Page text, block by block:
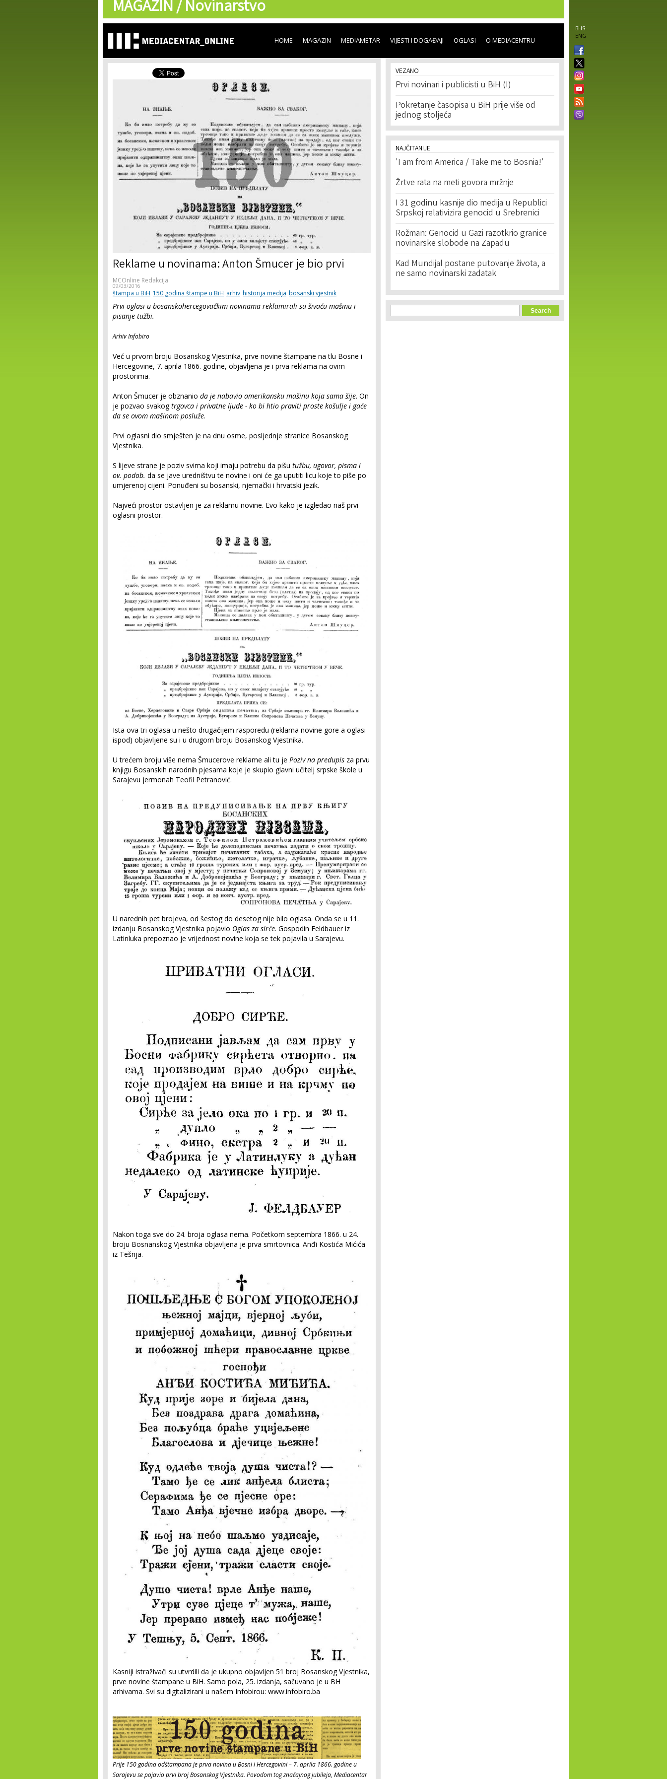
content
MAGAZIN /Novinarstvo
BHS
ENG
HOME MAGAZIN MEDIAMETAR VIJESTI I DOGAĐAJI OGLASI O MEDIACENTRU
Reklame u novinama: Anton Šmucer je bio prvi
MCOnline Redakcija
09/03/2016
štampa u BiH 150 godina štampe u BiH arhiv historija medija bosanski vjestnik
Prvi oglasi u bosanskohercegovačkim novinama reklamirali su šivaću mašinu i
pisanje tužbi.
Arhiv Infobiro
Već u prvom broju Bosanskog Vjestnika, prve novine štampane na tlu Bosne i
Hercegovine, 7. aprila 1866. godine, objavljena je i prva reklama na ovim
prostorima.
Anton Šmucer je obznanio da je nabavio amerikansku mašinu koja sama šije. On
je pozvao svakogtrgovca i privatne ljude - ko bi htio praviti proste košulje i gaće
da se ovom mašinom posluže.
Prvi oglasni dio smješten je na dnu osme, posljednje stranice Bosanskog
Vjestnika.
S lijeve strane je poziv svima koji imaju potrebu da pišu tužbu, ugovor, pisma i
ov. podob. da se jave uredništvu te novine i oni će ga uputiti licu koje to piše po
umjerenoj cijeni. Ponuđeni su bosanski, njemački i hrvatski jezik.
Najveći prostor ostavljen je za reklamu novine. Evo kako je izgledao naš prvi
oglasni prostor.
Ista ova tri oglasa u nešto drugačijem rasporedu (reklama novine gore a oglasi
ispod) objavljene su i u drugom broju Bosanskog Vjestnika.
U trećem broju više nema Šmucerove reklame ali tu je Poziv na predupis za prvu
knjigu Bosanskih narodnih pjesama koje je skupio glavni učitelj srpske škole u
Sarajevu jermonah Teofil Petranović.
U narednih pet brojeva, od šestog do desetog nije bilo oglasa. Onda se u 11.
izdanju Bosanskog Vjestnika pojavio Oglas za sirće. Gospodin Feldbauer iz
Latinluka prepoznao je vrijednost novine koja se tek pojavila u Sarajevu.
Nakon toga sve do 24. broja oglasa nema. Početkom septembra 1866. u 24.
broju Bosnanskog Vjestnika objavljena je prva smrtovnica. Anđi Kostića Mićića
iz Tešnja.
Kasniji istraživači su utvrdili da je ukupno objavljen 51 broj Bosanskog Vjestnika,
prve novine štampane u BiH. Samo pola, 25. izdanja, sačuvano je u BH
arhivama. Svi su digitalizirani u našem Infobirou: www.infobiro.ba
Prije 150 godina odštampana je prva novina u Bosni i Hercegovini – 7. aprila 1866. godine u
Sarajevu se pojavio prvi broj Bosanskog Vjestnika. Povodom tog značajnog jubileja, Mediacentar
VEZANO
Prvi novinari i publicisti u BiH (I)
Pokretanje časopisa u BiH prije više od
jednog stoljeća
NAJČITANIJE
'I am from America / Take me to Bosnia!'
Žrtve rata na meti govora mržnje
I 31 godinu kasnije dio medija u Republici
Srpskoj relativizira genocid u Srebrenici
Rožman: Genocid u Gazi razotkrio granice
novinarske slobode na Zapadu
Kad Mundijal postane putovanje života, a
ne samo novinarski zadatak
Search form
Search